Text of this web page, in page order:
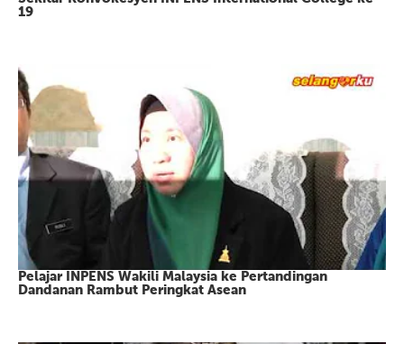
19
Pelajar INPENS Wakili Malaysia ke Pertandingan
Dandanan Rambut Peringkat Asean